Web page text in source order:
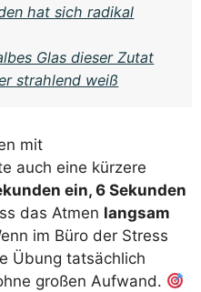
hat sich radikal
Glas dieser Zutat
strahlend weiß
mit
auch eine kürzere
ein, 6 Sekunden
das Atmen langsam
im Büro der Stress
Übung tatsächlich
großen Aufwand.